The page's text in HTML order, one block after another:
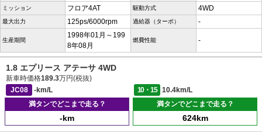
ミッション フロア4AT 駆動方式 4WD
最大出力 125ps/6000rpm 過給器（ターボ） -
生産期間
1998年01月～199
8年08月
燃費性能 -
1.8 エプリース アテーサ 4WD
新車時価格189.3万円(税抜)
JC08
-km/L 10・15
10.4km/L
満タンでどこまで走る？
-km
満タンでどこまで走る？
624km